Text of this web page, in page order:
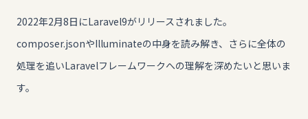
2022年2月8日にLaravel9がリリースされました。
composer.jsonやIlluminateの中身を読み解き、さらに全体の
処理を追いLaravelフレームワークへの理解を深めたいと思いま
す。